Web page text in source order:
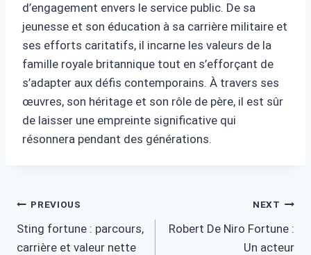
d’engagement envers le service public. De sa
jeunesse et son éducation à sa carrière militaire et
ses efforts caritatifs, il incarne les valeurs de la
famille royale britannique tout en s’efforçant de
s’adapter aux défis contemporains. À travers ses
œuvres, son héritage et son rôle de père, il est sûr
de laisser une empreinte significative qui
résonnera pendant des générations.
Post
navigation
PREVIOUS
Sting fortune : parcours,
carrière et valeur nette
NEXT
Robert De Niro Fortune :
Un acteur